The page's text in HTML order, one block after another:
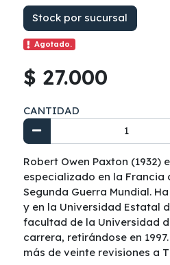
Stock por sucursal
Agotado.
$ 27.000
CANTIDAD
Robert Owen Paxton
especializado en la Francia
Segunda Guerra Mundial.
y en la Universidad Estatal
facultad de la Universidad
carrera, retirándose en
más de veinte revisiones a